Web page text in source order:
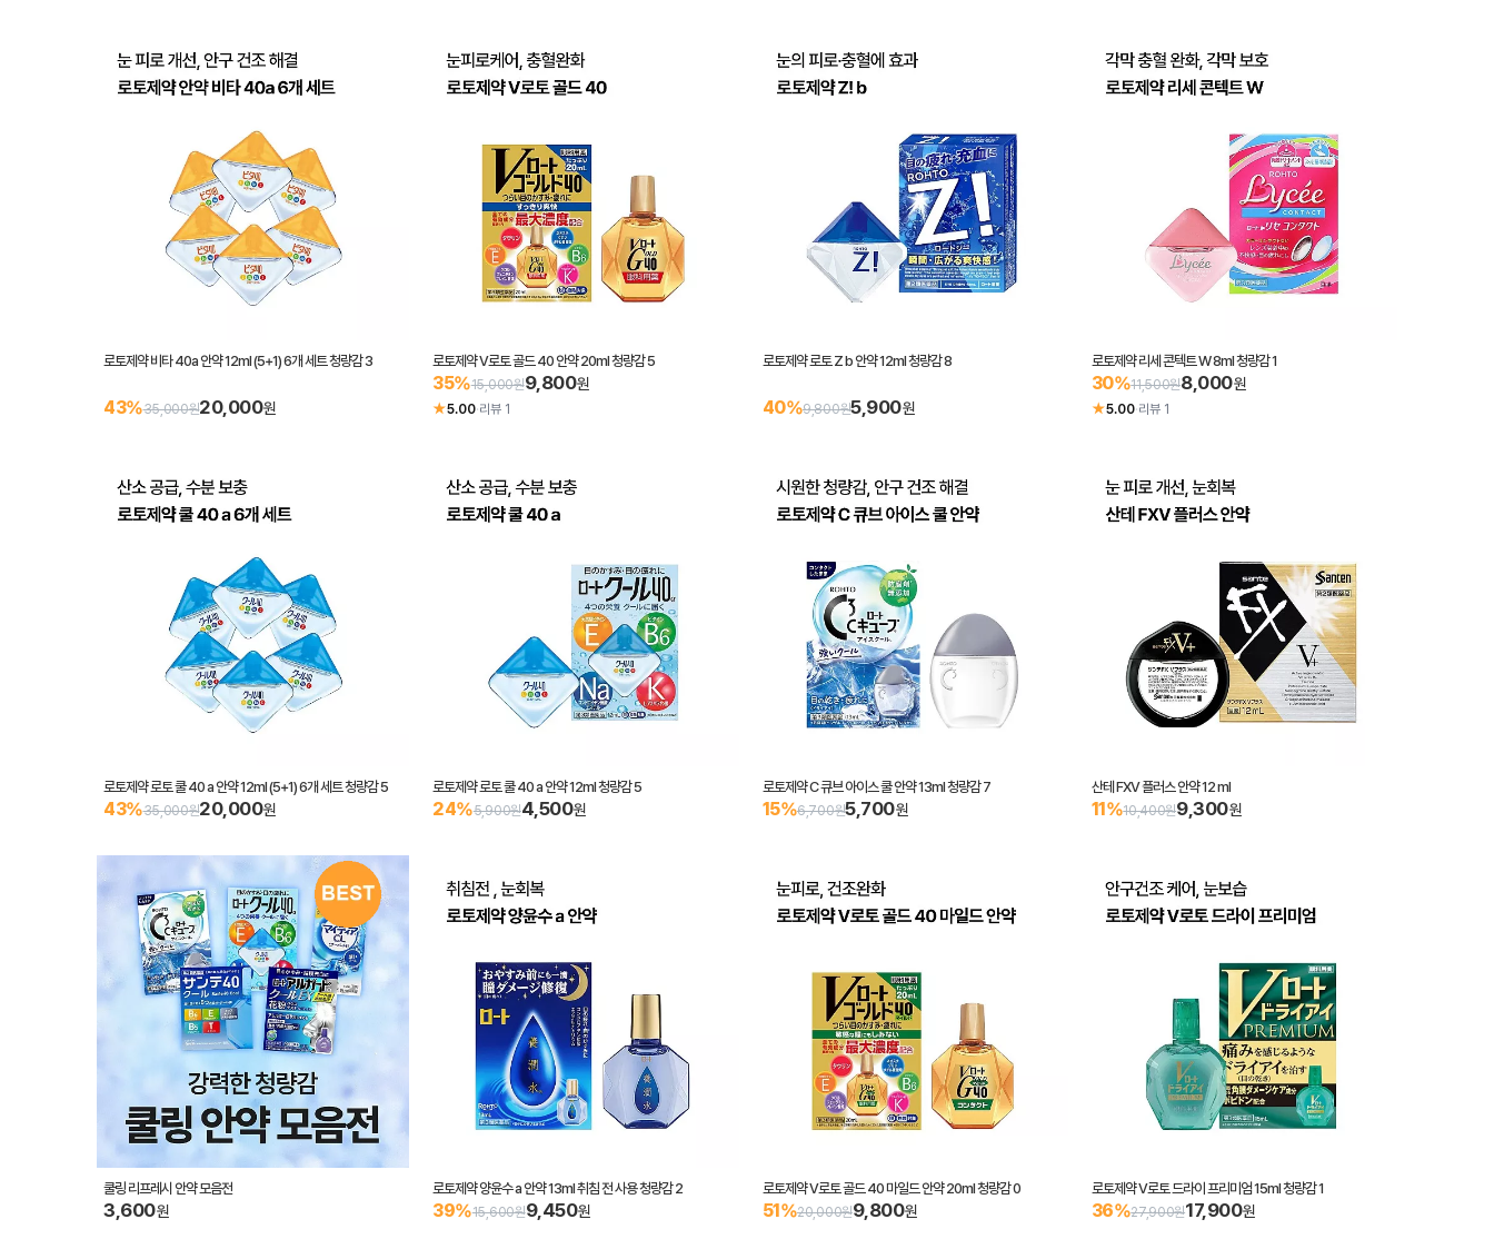
로토제약 비타 40a 안약 12ml (5+1) 6개 세트 청량감 3
43%35,000원20,000원
로토제약 V로토 골드 40 안약 20ml 청량감 5
35%15,000원9,800원
★5.00·리뷰 1
로토제약 로토 Z b 안약 12ml 청량감 8
40%9,800원5,900원
로토제약 리세 콘텍트 W 8ml 청량감 1
30%11,500원8,000원
★5.00·리뷰 1
로토제약 로토 쿨 40 a 안약 12ml (5+1) 6개 세트 청량감 5
43%35,000원20,000원
로토제약 로토 쿨 40 a 안약 12ml 청량감 5
24%5,900원4,500원
로토제약 C 큐브 아이스 쿨 안약 13ml 청량감 7
15%6,700원5,700원
산테 FXV 플러스 안약 12 ml
11%10,400원9,300원
쿨링 리프레시 안약 모음전
3,600원
로토제약 양윤수 a 안약 13ml 취침 전 사용 청량감 2
39%15,600원9,450원
로토제약 V로토 골드 40 마일드 안약 20ml 청량감 0
51%20,000원9,800원
로토제약 V로토 드라이 프리미엄 15ml 청량감 1
36%27,900원17,900원